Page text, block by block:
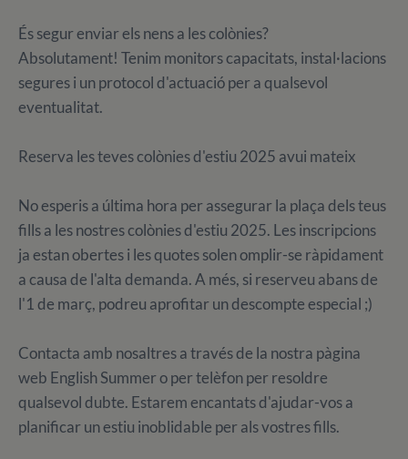
És segur enviar els nens a les colònies?
Absolutament! Tenim monitors capacitats, instal·lacions
segures i un protocol d'actuació per a qualsevol
eventualitat.
Reserva les teves colònies d'estiu 2025 avui mateix
No esperis a última hora per assegurar la plaça dels teus
fills a les nostres colònies d'estiu 2025. Les inscripcions
ja estan obertes i les quotes solen omplir-se ràpidament
a causa de l'alta demanda. A més, si reserveu abans de
l'1 de març, podreu aprofitar un descompte especial ;)
Contacta amb nosaltres a través de la nostra pàgina
web English Summer o per telèfon per resoldre
qualsevol dubte. Estarem encantats d'ajudar-vos a
planificar un estiu inoblidable per als vostres fills.